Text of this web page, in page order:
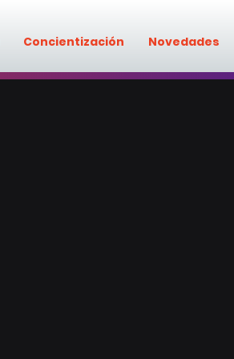
Concientización Novedades